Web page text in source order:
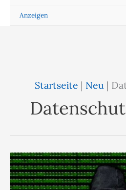
Anzeigen
Startseite | Neu |